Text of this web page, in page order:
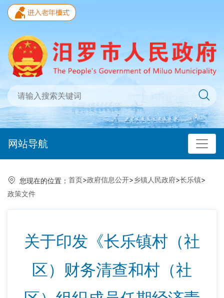
网站导航
您现在的位置： 首页>政府信息公开>乡镇人民政府>长乐镇>
政策文件
关于印发《长乐镇村（社
区）财务清查和村（社